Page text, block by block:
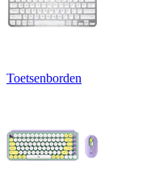
Toetsenborden